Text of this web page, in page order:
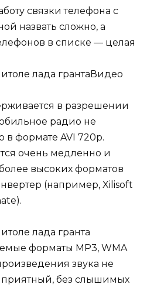
связки телефона с
назвать сложно, а
в списке — целая
Видео
в разрешении
радио не
формате AVI 720p.
очень медленно и
более высоких форматов
(например, Xilisoft
форматы MP3, WMA
звука не
приятный, без слышимых